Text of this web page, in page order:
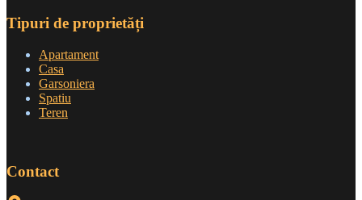
Tipuri de proprietăți
Apartament
Casa
Garsoniera
Spatiu
Teren
Contact